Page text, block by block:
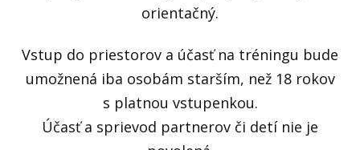
orientačný.
Vstup do priestorov a účasť na tréningu bude
umožnená iba osobám starším, než 18 rokov
s platnou vstupenkou.
Účasť a sprievod partnerov či detí nie je